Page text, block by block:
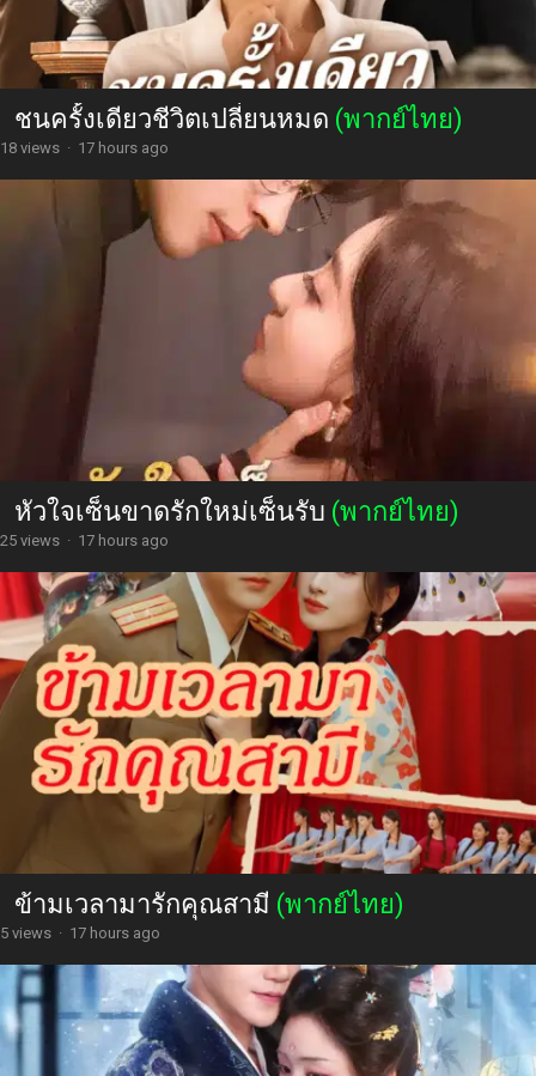
ชนครั้งเดียวชีวิตเปลี่ยนหมด (พากย์ไทย)
18 views · 17 hours ago
หัวใจเซ็นขาดรักใหม่เซ็นรับ (พากย์ไทย)
25 views · 17 hours ago
ข้ามเวลามารักคุณสามี (พากย์ไทย)
5 views · 17 hours ago